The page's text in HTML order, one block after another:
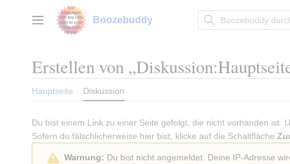
springenHauptmenü Boozebuddy
Erstellen von „
Hauptseite Diskussion
Du bist einem Link zu einer Seite gefolgt, die nicht vorhanden
Sofern du fälschlicherweise hier bist, klicke auf die Schaltfläche
Warnung: Du bist nicht angemeldet. Deine IP-Adresse